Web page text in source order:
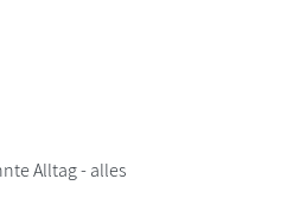
Alltag - alles